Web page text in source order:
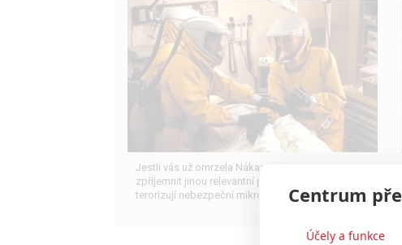
Jestli vás už omrzela Nákaza, zkuste si pandemii
zpříjemnit jinou relevantní peckou, v níž lidstvo
terorizují nebezpeční mikroskopičtí prevíti.
Centrum
Účely a funkce